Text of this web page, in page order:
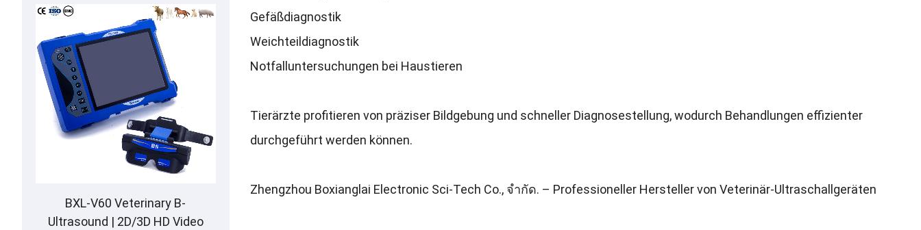
Gefäßdiagnostik
Weichteildiagnostik
Notfalluntersuchungen bei Haustieren
Tierärzte profitieren von präziser Bildgebung und schneller Diagnosestellung,wodurch Behandlungen effizienter
durchgeführt werden können.
Zhengzhou Boxianglai Electronic Sci-Tech Co., จํากัด. – Professioneller Hersteller von Veterinär-Ultraschallgeräten
BXL-V60 Veterinary B-
Ultrasound | 2D/3D HD Video